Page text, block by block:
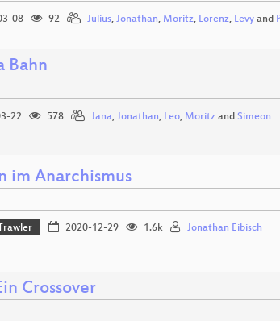
08 92 Julius, Jonathan, Moritz, Lorenz, Levyand
Bahn
22 578 Jana, Jonathan, Leo, Moritzand Simeon
im Anarchismus
2020-12-29 1.6k Jonathan Eibisch
Crossover